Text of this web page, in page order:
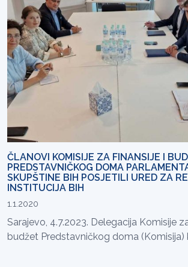
ČLANOVI KOMISIJE ZA FINANSIJE I
PREDSTAVNIČKOG DOMA
SKUPŠTINE BIH POSJETILI URED ZA
INSTITUCIJA BIH
1.1.2020
Sarajevo, 4.7.2023. Delegacija Komisije
budžet Predstavničkog doma (Komisija)